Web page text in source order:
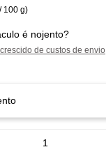
100 g)
é nojento?
de custos de envio